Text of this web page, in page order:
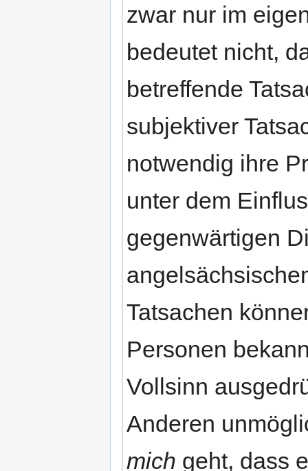
zwar nur im
bedeutet nicht,
betreffende
subjektiver
notwendig ihre
unter dem
gegenwärtigen
Tatsachen
Personen
Vollsinn
Anderen
mich geht, dass